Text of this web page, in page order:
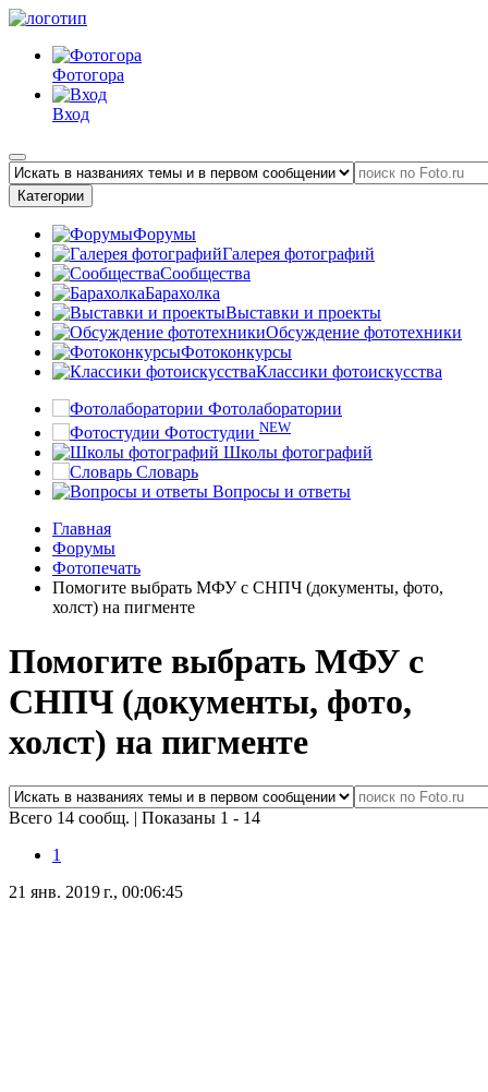
Фотогора
Вход
Категории
Форумы
Галерея фотографий
Сообщества
Барахолка
Выставки и проекты
Обсуждение фототехники
Фотоконкурсы
Классики фотоискусства
Фотолаборатории
Фотостудии NEW
Школы фотографий
Словарь
Вопросы и ответы
Главная
Форумы
Фотопечать
Помогите выбрать МФУ с СНПЧ (документы, фото,
холст) на пигменте
Помогите выбрать МФУ с
СНПЧ (документы, фото,
холст) на пигменте
Всего 14 сообщ. | Показаны 1 - 14
1
21 янв. 2019 г., 00:06:45